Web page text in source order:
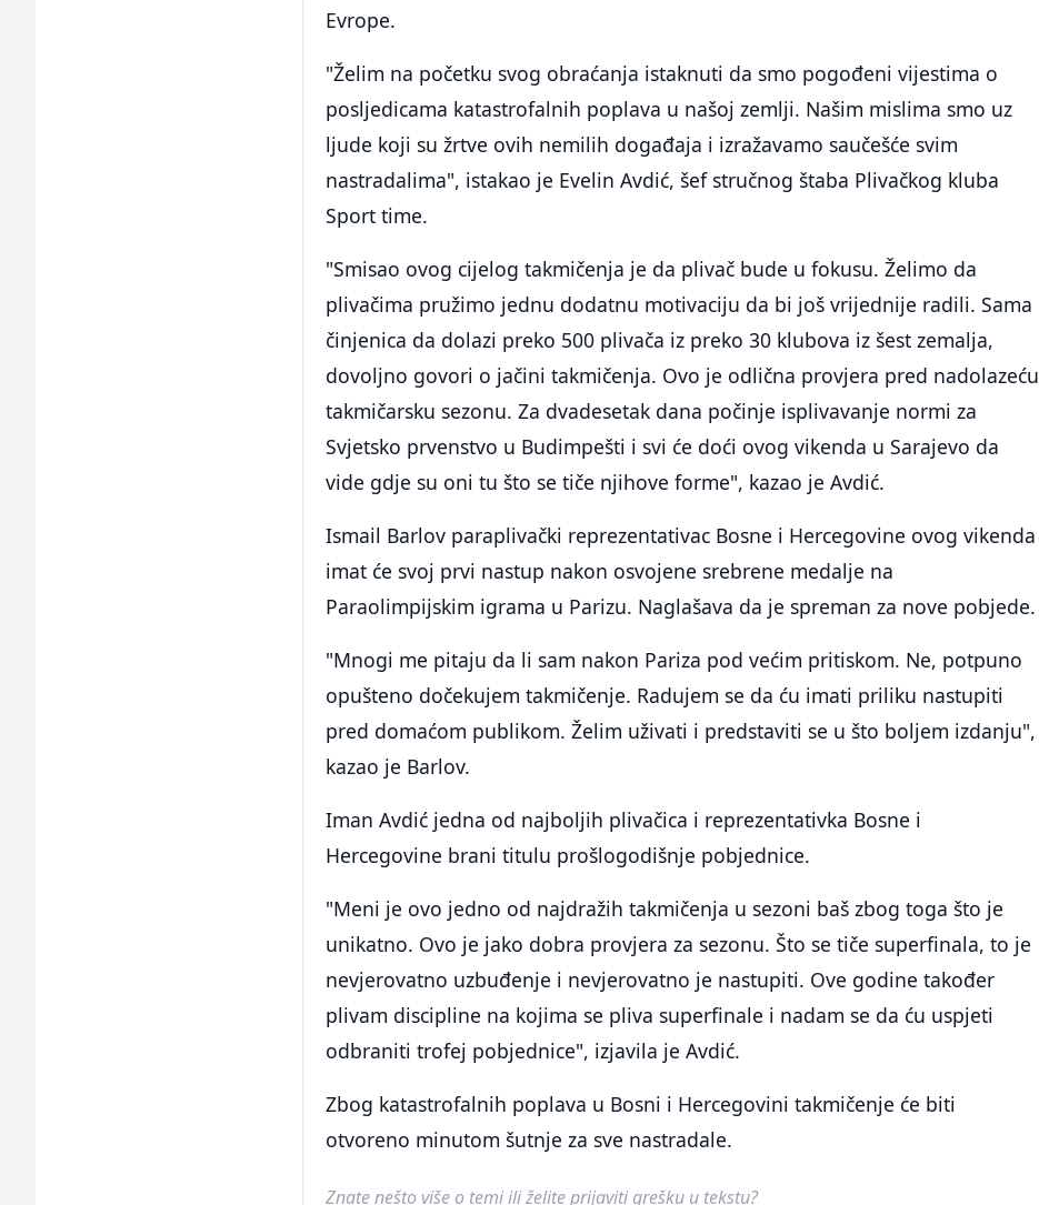
Evrope.
"Želim na početku svog obraćanja istaknuti da smo pogođeni vijestima o
posljedicama katastrofalnih poplava u našoj zemlji. Našim mislima smo uz
ljude koji su žrtve ovih nemilih događaja i izražavamo saučešće svim
nastradalima", istakao je Evelin Avdić, šef stručnog štaba Plivačkog kluba
Sport time.
"Smisao ovog cijelog takmičenja je da plivač bude u fokusu. Želimo da
plivačima pružimo jednu dodatnu motivaciju da bi još vrijednije radili. Sama
činjenica da dolazi preko 500 plivača iz preko 30 klubova iz šest zemalja,
dovoljno govori o jačini takmičenja. Ovo je odlična provjera pred nadolazeću
takmičarsku sezonu. Za dvadesetak dana počinje isplivavanje normi za
Svjetsko prvenstvo u Budimpešti i svi će doći ovog vikenda u Sarajevo da
vide gdje su oni tu što se tiče njihove forme", kazao je Avdić.
Ismail Barlov paraplivački reprezentativac Bosne i Hercegovine ovog vikenda
imat će svoj prvi nastup nakon osvojene srebrene medalje na
Paraolimpijskim igrama u Parizu. Naglašava da je spreman za nove pobjede.
"Mnogi me pitaju da li sam nakon Pariza pod većim pritiskom. Ne, potpuno
opušteno dočekujem takmičenje. Radujem se da ću imati priliku nastupiti
pred domaćom publikom. Želim uživati i predstaviti se u što boljem izdanju",
kazao je Barlov.
Iman Avdić jedna od najboljih plivačica i reprezentativka Bosne i
Hercegovine brani titulu prošlogodišnje pobjednice.
"Meni je ovo jedno od najdražih takmičenja u sezoni baš zbog toga što je
unikatno. Ovo je jako dobra provjera za sezonu. Što se tiče superfinala, to je
nevjerovatno uzbuđenje i nevjerovatno je nastupiti. Ove godine također
plivam discipline na kojima se pliva superfinale i nadam se da ću uspjeti
odbraniti trofej pobjednice", izjavila je Avdić.
Zbog katastrofalnih poplava u Bosni i Hercegovini takmičenje će biti
otvoreno minutom šutnje za sve nastradale.
Znate nešto više o temi ili želite prijaviti grešku u tekstu?